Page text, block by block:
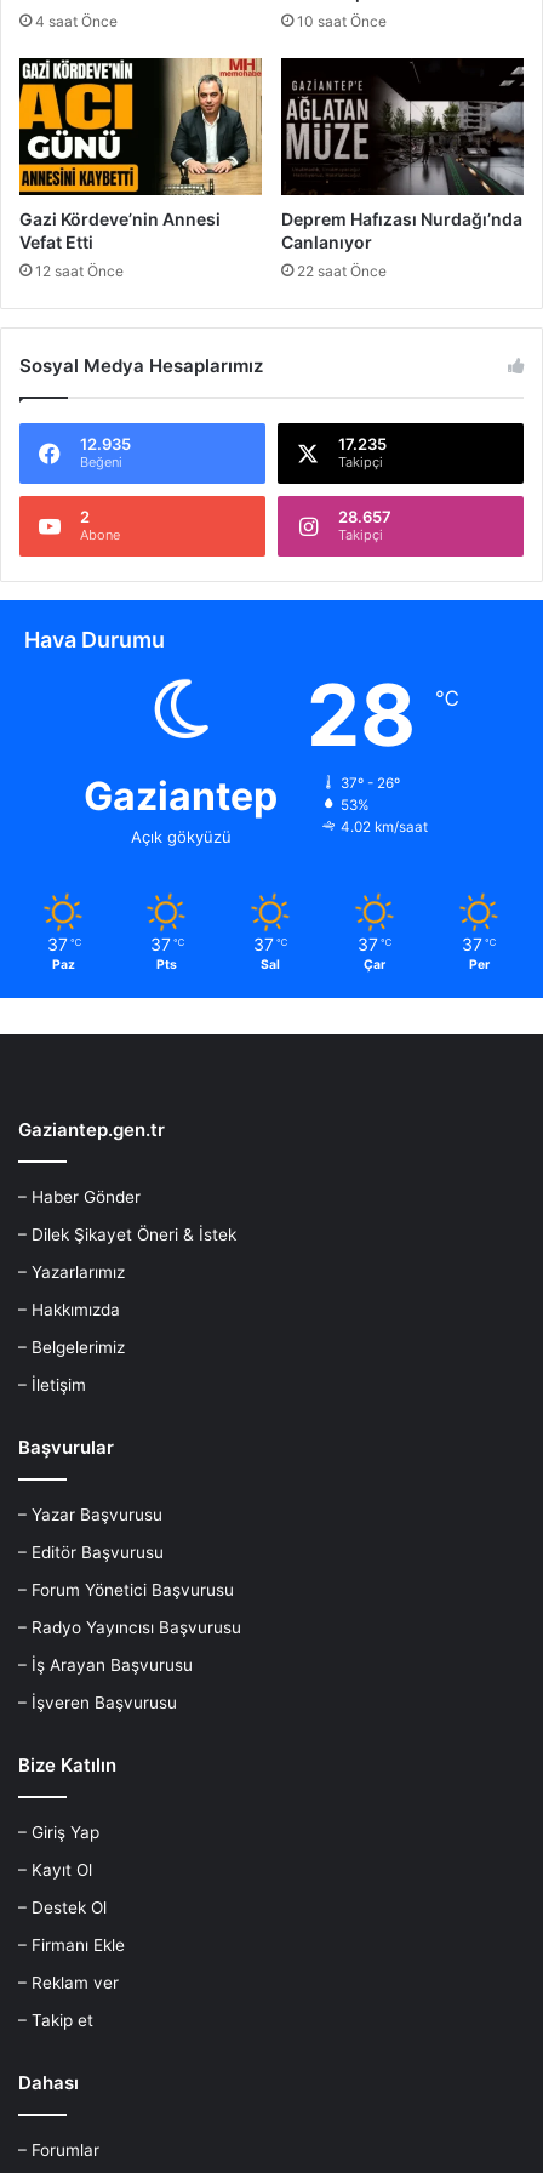
n
e
m
a
y
l
a
ş
ı
o
r
4 saat Önce 10 saat Önce
Gazi Kördeve’nin Annesi
Vefat Etti
12 saat Önce
Deprem Hafızası Nurdağı’nda
Canlanıyor
22 saat Önce
Sosyal Medya Hesaplarımız
12.935
Beğeni
17.235
Takipçi
2
Abone
28.657
Takipçi
Hava Durumu
Gaziantep
Açık gökyüzü
28 ℃
37º - 26º
53%
4.02 km/saat
37 ℃
Paz
37 ℃
Pts
37 ℃
Sal
37 ℃
Çar
37 ℃
Per
Gaziantep.gen.tr
– Haber Gönder
– Dilek Şikayet Öneri & İstek
– Yazarlarımız
– Hakkımızda
– Belgelerimiz
– İletişim
Başvurular
– Yazar Başvurusu
– Editör Başvurusu
– Forum Yönetici Başvurusu
– Radyo Yayıncısı Başvurusu
– İş Arayan Başvurusu
– İşveren Başvurusu
Bize Katılın
– Giriş Yap
– Kayıt Ol
– Destek Ol
– Firmanı Ekle
– Reklam ver
– Takip et
Dahası
– Forumlar